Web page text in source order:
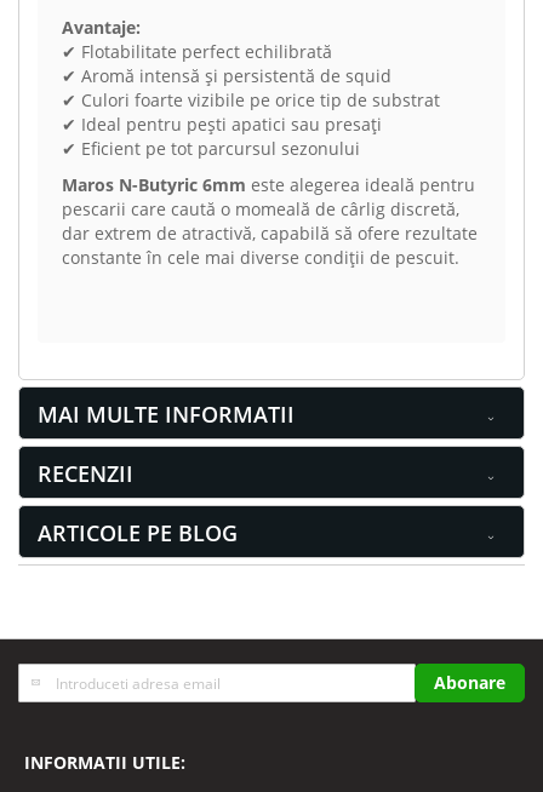
Avantaje:
✔ Flotabilitate perfect echilibrată
✔ Aromă intensă și persistentă de squid
✔ Culori foarte vizibile pe orice tip de substrat
✔ Ideal pentru pești apatici sau presați
✔ Eficient pe tot parcursul sezonului
Maros N-Butyric 6mm este alegerea ideală pentru
pescarii care caută o momeală de cârlig discretă,
dar extrem de atractivă, capabilă să ofere rezultate
constante în cele mai diverse condiții de pescuit.
MAI MULTE INFORMATII
RECENZII
ARTICOLE PE BLOG
Inscrieti-
va
noastre
Abonare
INFORMATII UTILE: